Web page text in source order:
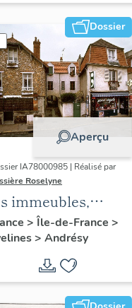
Dossier
Aperçu
IA78000985 | Réalisé par
Roselyne
immeubles,
et fermes
canton d'Andrésy
> Île-de-France >
> Andrésy